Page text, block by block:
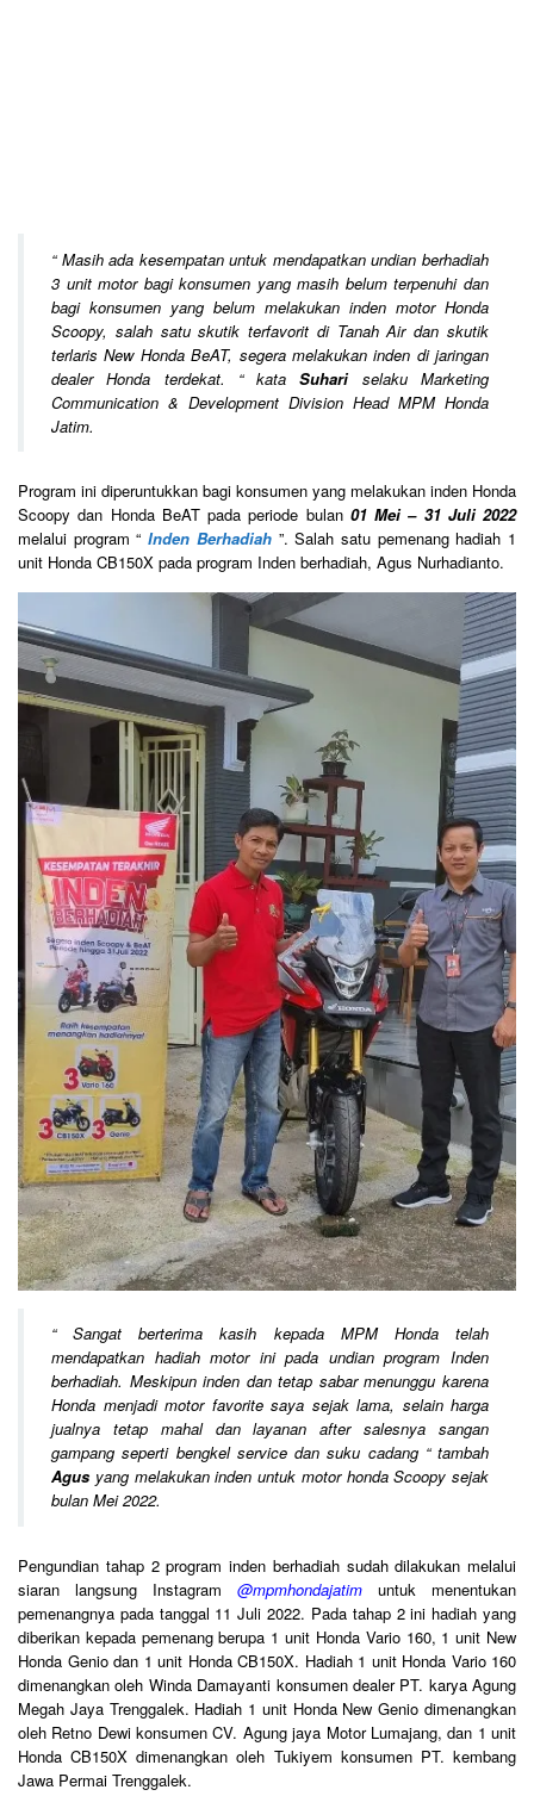
“ Masih ada kesempatan untuk mendapatkan undian berhadiah
3 unit motor bagi konsumen yang masih belum terpenuhi dan
bagi konsumen yang belum melakukan inden motor Honda
Scoopy, salah satu skutik terfavorit di Tanah Air dan skutik
terlaris New Honda BeAT, segera melakukan inden di jaringan
dealer Honda terdekat. “ kataSuhariselaku Marketing
Communication & Development Division Head MPM Honda
Jatim.
Program ini diperuntukkan bagi konsumen yang melakukan inden Honda
Scoopy dan Honda BeAT pada periode bulan 01 Mei – 31 Juli 2022
melalui program “Inden Berhadiah ”. Salah satu pemenang hadiah 1
unit Honda CB150X pada program Inden berhadiah, Agus Nurhadianto.
“ Sangat berterima kasih kepada MPM Honda telah
mendapatkan hadiah motor ini pada undian program Inden
berhadiah. Meskipun inden dan tetap sabar menunggu karena
Honda menjadi motor favorite saya sejak lama, selain harga
jualnya tetap mahal dan layanan after salesnya sangan
gampang seperti bengkel service dan suku cadang “ tambah
Agus yang melakukan inden untuk motor honda Scoopy sejak
bulan Mei 2022.
Pengundian tahap 2 program inden berhadiah sudah dilakukan melalui
siaran langsung Instagram @mpmhondajatim untuk menentukan
pemenangnya pada tanggal 11 Juli 2022. Pada tahap 2 ini hadiah yang
diberikan kepada pemenang berupa 1 unit Honda Vario 160, 1 unit New
Honda Genio dan 1 unit Honda CB150X. Hadiah 1 unit Honda Vario 160
dimenangkan oleh Winda Damayanti konsumen dealer PT. karya Agung
Megah Jaya Trenggalek. Hadiah 1 unit Honda New Genio dimenangkan
oleh Retno Dewi konsumen CV. Agung jaya Motor Lumajang, dan 1 unit
Honda CB150X dimenangkan oleh Tukiyem konsumen PT. kembang
Jawa Permai Trenggalek.